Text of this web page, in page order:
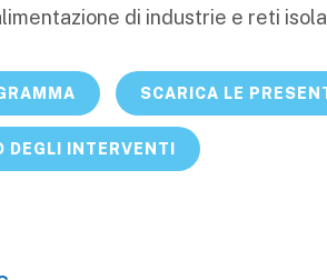
di industrie e reti
SCARICA LE
DEGLI INTERVENTI